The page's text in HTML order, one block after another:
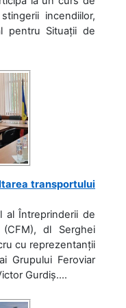
incendiilor,
pentru Situații de
transportului
al Întreprinderii de
dl Serghei
cu reprezentanții
Grupului Feroviar
Gurdiș....